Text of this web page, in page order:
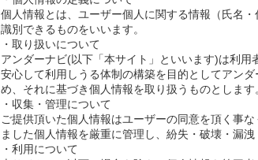
個人情報とは、ユーザー個人に関する情報（氏名
識別できるものをいいます。
・取り扱いについて
アンダーナビ(以下「本サイト」といいます)は利
安心して利用しうる体制の構築を目的としてアン
め、それに基づき個人情報を取り扱うものとします
・収集・管理について
ご提供頂いた個人情報はユーザーの同意を頂く事
ました個人情報を厳重に管理し、紛失・破壊・漏
・利用について